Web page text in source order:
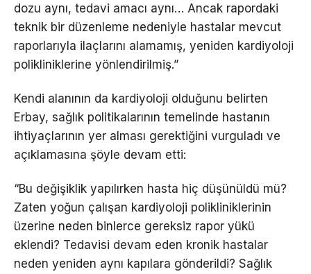
dozu aynı, tedavi amacı aynı… Ancak rapordaki
teknik bir düzenleme nedeniyle hastalar mevcut
raporlarıyla ilaçlarını alamamış, yeniden kardiyoloji
polikliniklerine yönlendirilmiş.”
Kendi alanının da kardiyoloji olduğunu belirten
Erbay, sağlık politikalarının temelinde hastanın
ihtiyaçlarının yer alması gerektiğini vurguladı ve
açıklamasına şöyle devam etti:
“Bu değişiklik yapılırken hasta hiç düşünüldü mü?
Zaten yoğun çalışan kardiyoloji polikliniklerinin
üzerine neden binlerce gereksiz rapor yükü
eklendi? Tedavisi devam eden kronik hastalar
neden yeniden aynı kapılara gönderildi? Sağlık